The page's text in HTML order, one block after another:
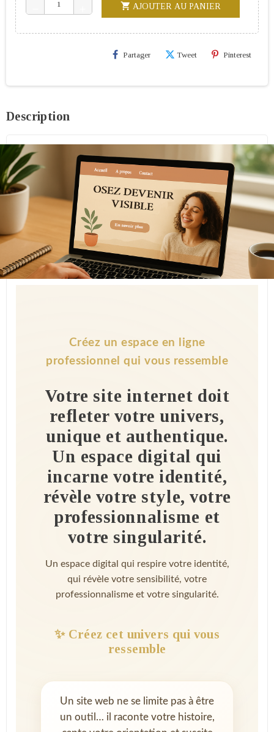
shopping_cart AJOUTER AU PANIER
Partager Tweet Pinterest
Description
Créez un espace en ligne
professionnel qui vous ressemble
Votre site internet doit
refleter votre univers,
unique et authentique.
Un espace digital qui
incarne votre identité,
révèle votre style, votre
professionnalisme et
votre singularité.
Un espace digital qui respire votre identité,
qui révèle votre sensibilité, votre
professionnalisme et votre singularité.
✨ Créez cet univers qui vous
ressemble
Un site web ne se limite pas à être
un outil… il raconte votre histoire,